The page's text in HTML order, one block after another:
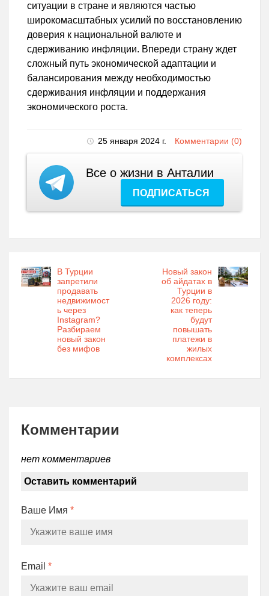
ситуации в стране и являются частью
широкомасштабных усилий по восстановлению
доверия к национальной валюте и
сдерживанию инфляции. Впереди страну ждет
сложный путь экономической адаптации и
балансирования между необходимостью
сдерживания инфляции и поддержания
экономического роста.
25 января 2024 г. Комментарии (0)
Все о жизни в Анталии
ПОДПИСАТЬСЯ
В Турции
запретили
продавать
недвижимост
ь через
Instagram?
Разбираем
новый закон
без мифов
Новый закон
об айдатах в
Турции в
2026 году:
как теперь
будут
повышать
платежи в
жилых
комплексах
Комментарии
нет комментариев
Оставить комментарий
Ваше Имя *
Email *